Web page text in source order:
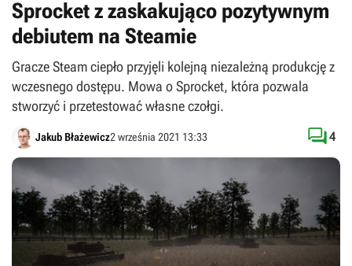
Sprocket z zaskakująco pozytywnym
debiutem na Steamie
Gracze Steam ciepło przyjęli kolejną niezależną produkcję z
wczesnego dostępu. Mowa o Sprocket, która pozwala
stworzyć i przetestować własne czołgi.
Jakub Błażewicz2 września 2021 13:33 4